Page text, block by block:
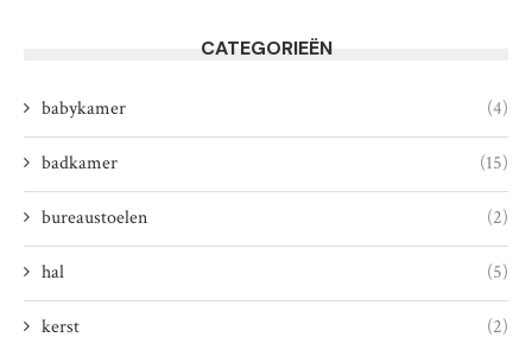
CATEGORIEËN
babykamer (4)
badkamer (15)
bureaustoelen (2)
hal (5)
kerst (2)